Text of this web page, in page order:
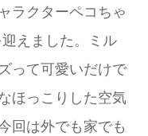
ラクターペコちゃ
えました。ミル
って可愛いだけで
ほっこりした空気
回は外でも家でも